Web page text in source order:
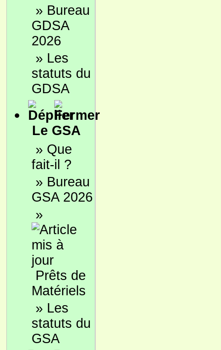
» Bureau
GDSA
2026
» Les
statuts du
GDSA
Le GSA
» Que
fait-il ?
» Bureau
GSA 2026
»
Prêts de
Matériels
» Les
statuts du
GSA